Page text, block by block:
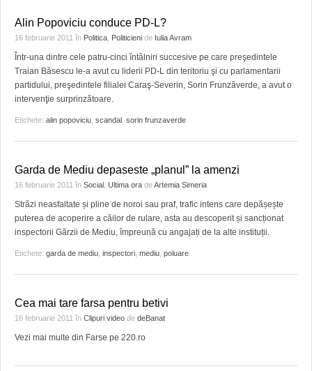
Alin Popoviciu conduce PD-L?
16 februarie 2011 în Politica Politicieni de Iulia Avram
Într-una dintre cele patru-cinci întâlniri succesive pe care preşedintele
Traian Băsescu le-a avut cu liderii PD-L din teritoriu şi cu parlamentarii
partidului, preşedintele filialei Caraş-Severin, Sorin Frunzăverde, a avut o
intervenţie surprinzătoare.
Etichete: alin popoviciu scandal sorin frunzaverde
Garda de Mediu depaseste „planul” la amenzi
16 februarie 2011 în Social Ultima ora deArtemia Simeria
Străzi neasfaltate și pline de noroi sau praf, trafic intens care depășește
puterea de acoperire a căilor de rulare, asta au descoperit și sancționat
inspectorii Gărzii de Mediu, împreună cu angajați de la alte instituții.
Etichete: garda de mediu inspectori mediu poluare
Cea mai tare farsa pentru betivi
16 februarie 2011 în Clipuri video de deBanat
Vezi mai multe din Farse pe 220.ro